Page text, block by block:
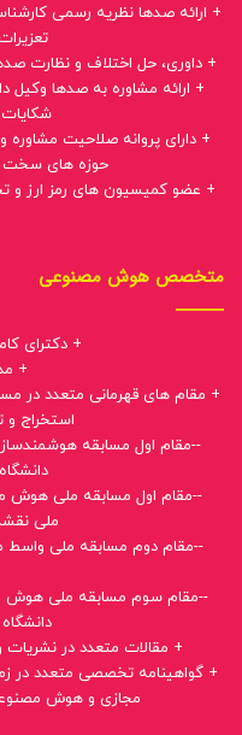
+ ارائه صدها نظریه رسمی
+ داوری، حل اختلاف و نظارت صدها
+ ارائه مشاوره به صدها وکیل
+ دارای پروانه صلاحیت مشاوره
حوزه های سخت
+ عضو کمیسیون های رمز ارز و
متخصص هوش مصنوعی
+ دکترای
+
+ مقام های قهرمانی متعدد در
استخراج و
--مقام اول مسابقه
--مقام اول مسابقه ملی هوش
ملی
--مقام دوم مسابقه ملی واسط
--مقام سوم مسابقه ملی هوش
+ مقالات متعدد در
+ گواهینامه تخصصی متعدد در
مجازی و هوش